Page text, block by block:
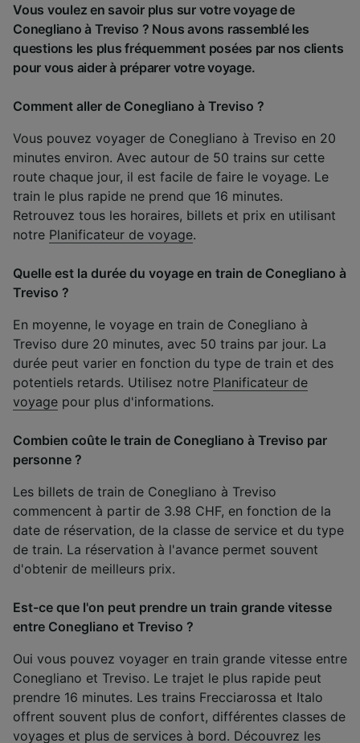
Vous voulez en savoir plus sur votre voyage de
Conegliano à Treviso ? Nous avons rassemblé les
questions les plus fréquemment posées par nos clients
pour vous aider à préparer votre voyage.
Comment aller de Conegliano à Treviso ?
Vous pouvez voyager de Conegliano à Treviso en 20
minutes environ. Avec autour de 50 trains sur cette
route chaque jour, il est facile de faire le voyage. Le
train le plus rapide ne prend que 16 minutes.
Retrouvez tous les horaires, billets et prix en utilisant
notre Planificateur de voyage.
Quelle est la durée du voyage en train de Conegliano à
Treviso ?
En moyenne, le voyage en train de Conegliano à
Treviso dure 20 minutes, avec 50 trains par jour. La
durée peut varier en fonction du type de train et des
potentiels retards. Utilisez notre Planificateur de
voyage pour plus d'informations.
Combien coûte le train de Conegliano à Treviso par
personne ?
Les billets de train de Conegliano à Treviso
commencent à partir de 3.98 CHF, en fonction de la
date de réservation, de la classe de service et du type
de train. La réservation à l'avance permet souvent
d'obtenir de meilleurs prix.
Est-ce que l'on peut prendre un train grande vitesse
entre Conegliano et Treviso ?
Oui vous pouvez voyager en train grande vitesse entre
Conegliano et Treviso. Le trajet le plus rapide peut
prendre 16 minutes. Les trains Frecciarossa et Italo
offrent souvent plus de confort, différentes classes de
voyages et plus de services à bord. Découvrez les